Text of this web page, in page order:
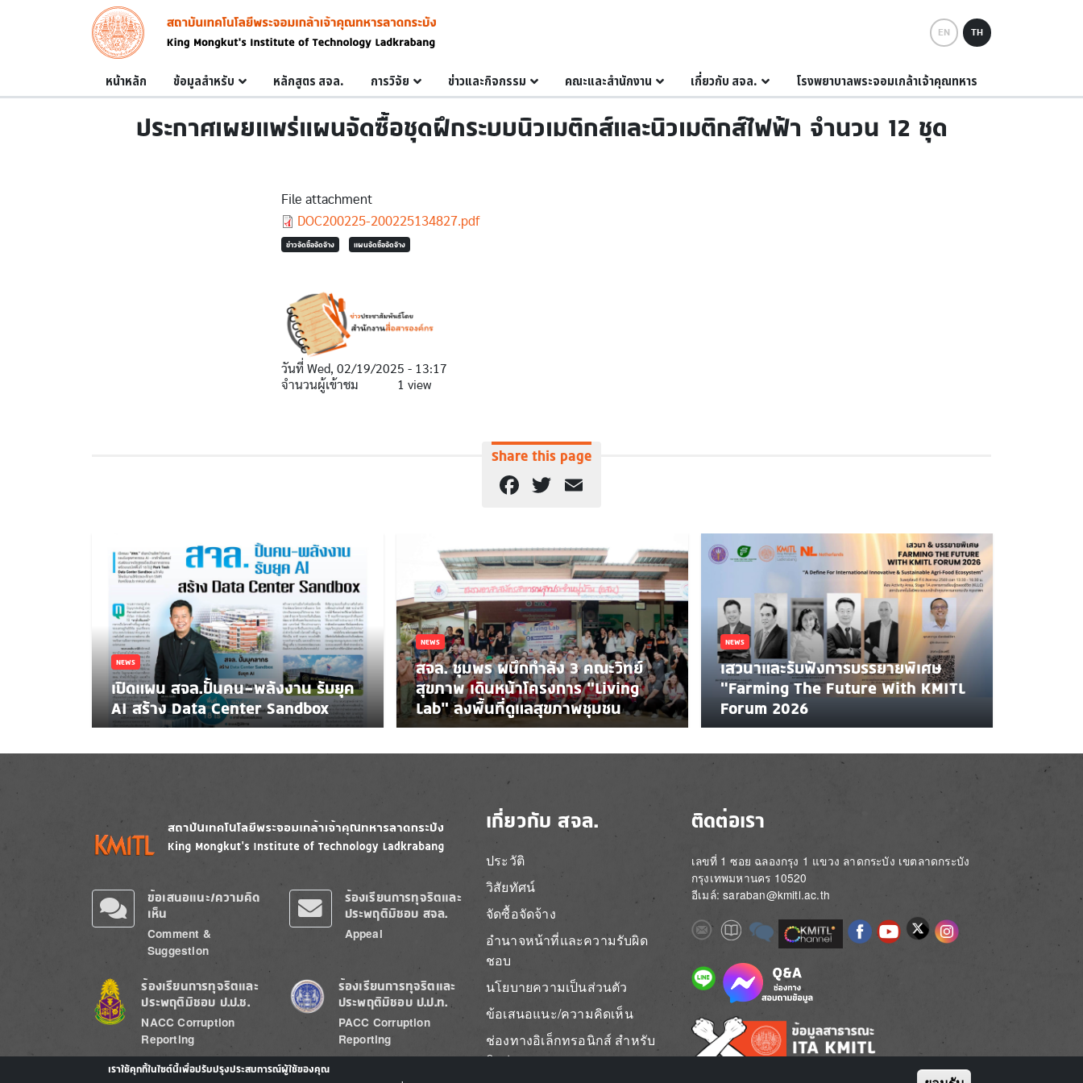
Skip to main content
Image
EN TH
Main navigation
หน้าหลัก ข้อมูลสำหรับ หลักสูตร สจล. การวิจัย ข่าวและกิจกรรม คณะและสำนักงาน เกี่ยวกับ สจล. โรงพยาบาลพระจอมเกล้าเจ้าคุณทหาร
ประกาศเผยแพร่แผนจัดซื้อชุดฝึกระบบนิวเมติกส์และนิวเมติกส์ไฟฟ้า จำนวน 12 ชุด
File attachment
Document
DOC200225-200225134827.pdf
ข่าวจัดซื้อจัดจ้าง แผนจัดซื้อจัดจ้าง
วันที่Wed, 02/19/2025 - 13:17
จำนวนผู้เข้าชม
1 view
Share this page
Facebook
Twitter
NEWS
เปิดแผน สจล.ปั้นคน-พลังงาน รับยุค
AI สร้าง Data Center Sandbox
NEWS
สจล. ชุมพร ผนึกกำลัง 3 คณะวิทย์
สุขภาพ เดินหน้าโครงการ “Living
Lab” ลงพื้นที่ดูแลสุขภาพชุมชน
NEWS
เสวนาและรับฟังการบรรยายพิเศษ
"Farming The Future With KMITL
Forum 2026
Image Image
ข้อเสนอแนะ/ความคิด
เห็น
Comment &
Suggestion
ร้องเรียนการทุจริตและ
ประพฤติมิชอบ สจล.
Appeal
Image
ร้องเรียนการทุจริตและ
ประพฤติมิชอบ ป.ป.ช.
NACC Corruption
Reporting
Image
ร้องเรียนการทุจริตและ
ประพฤติมิชอบ ป.ป.ท.
PACC Corruption
Reporting
เกี่ยวกับ สจล.
ประวัติ
วิสัยทัศน์
จัดซื้อจัดจ้าง
อำนาจหน้าที่และความรับผิด
ชอบ
นโยบายความเป็นส่วนตัว
ข้อเสนอแนะ/ความคิดเห็น
ช่องทางอิเล็กทรอนิกส์ สำหรับ
ติดต่อ สจล.
ติดต่อเรา
เลขที่ 1 ซอย ฉลองกรุง 1 แขวง ลาดกระบัง เขตลาดกระบัง
กรุงเทพมหานคร 10520
อีเมล์: saraban@kmitl.ac.th
ImageImageImage Image ImageImageImageImage
Image Image
Image
เราใช้คุกกี้ในไซต์นี้เพื่อปรับปรุงประสบการณ์ผู้ใช้ของคุณ